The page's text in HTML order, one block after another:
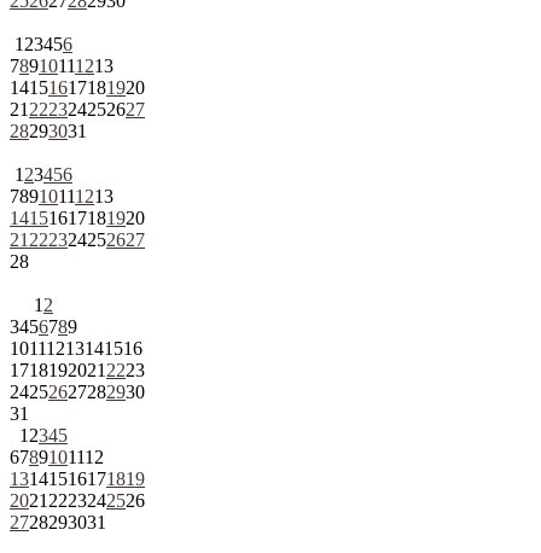
1 23456
78910111213
14151617181920
21 222324252627
28293031
1 23456
78910111213
14151617181920
21 222324252627
28
1 2
3456789
10111213141516
1718192021 2223
24252627282930
31
1 2345
6789101112
13141516171819
2021 2223242526
2728293031